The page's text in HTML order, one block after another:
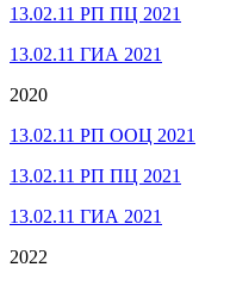
13.02.11 РП ПЦ 2021
13.02.11 ГИА 2021
2020
13.02.11 РП ООЦ 2021
13.02.11 РП ПЦ 2021
13.02.11 ГИА 2021
2022